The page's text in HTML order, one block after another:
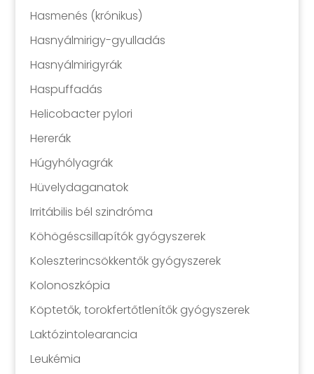
Hasmenés (krónikus)
Hasnyálmirigy-gyulladás
Hasnyálmirigyrák
Haspuffadás
Helicobacter pylori
Hererák
Húgyhólyagrák
Hüvelydaganatok
Irritábilis bél szindróma
Köhögéscsillapítók gyógyszerek
Koleszterincsökkentők gyógyszerek
Kolonoszkópia
Köptetők, torokfertőtlenítők gyógyszerek
Laktózintolearancia
Leukémia